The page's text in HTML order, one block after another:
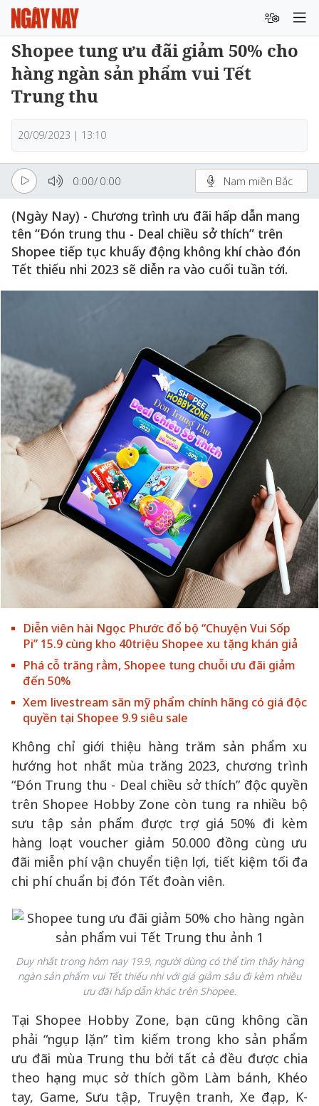
Shopee tung ưu đãi giảm 50% cho
hàng ngàn sản phẩm vui Tết
Trung thu
20/09/2023 | 13:10
0:00/ 0:00 Nam miền Bắc
(Ngày Nay) - Chương trình ưu đãi hấp dẫn mang
tên “Đón trung thu - Deal chiều sở thích” trên
Shopee tiếp tục khuấy động không khí chào đón
Tết thiếu nhi 2023 sẽ diễn ra vào cuối tuần tới.
Diễn viên hài Ngọc Phước đổ bộ “Chuyện Vui Sốp
Pi” 15.9 cùng kho 40triệu Shopee xu tặng khán giả
Phá cỗ trăng rằm, Shopee tung chuỗi ưu đãi giảm
đến 50%
Xem livestream săn mỹ phẩm chính hãng có giá độc
quyền tại Shopee 9.9 siêu sale
Không chỉ giới thiệu hàng trăm sản phẩm xu
hướng hot nhất mùa trăng 2023, chương trình
“Đón Trung thu - Deal chiều sở thích” độc quyền
trên Shopee Hobby Zone còn tung ra nhiều bộ
sưu tập sản phẩm được trợ giá 50% đi kèm
hàng loạt voucher giảm 50.000 đồng cùng ưu
đãi miễn phí vận chuyển tiện lợi, tiết kiệm tối đa
chi phí chuẩn bị đón Tết đoàn viên.
Duy nhất trong hôm nay 19.9, người dùng có thể tìm thấy hàng
ngàn sản phẩm vui Tết thiếu nhi với giá giảm sâu đi kèm nhiều
ưu đãi hấp dẫn khác trên Shopee.
Tại Shopee Hobby Zone, bạn cũng không cần
phải “ngụp lặn” tìm kiếm trong kho sản phẩm
ưu đãi mùa Trung thu bởi tất cả đều được chia
theo hạng mục sở thích gồm Làm bánh, Khéo
tay, Game, Sưu tập, Truyện tranh, Xe đạp, K-